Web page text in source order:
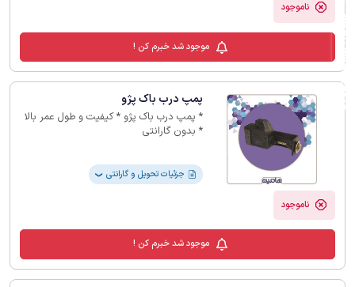
ناموجود
موجود شد خبرم کن !
پمپ درب باک پژو
* پمپ درب باک پژو * کیفیت و طول عمر بالا
* بدون گارانتی
جزئیات تحویل و گارانتی ❯
ناموجود
موجود شد خبرم کن !
فیلترهای لیست محصولات